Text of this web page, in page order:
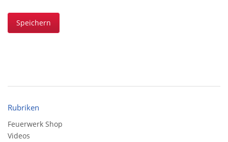
Speichern
Rubriken
Feuerwerk Shop
Videos